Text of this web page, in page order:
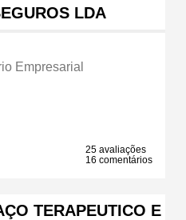
LDA
Empresarial
25 avaliações
16 comentários
TERAPEUTICO E